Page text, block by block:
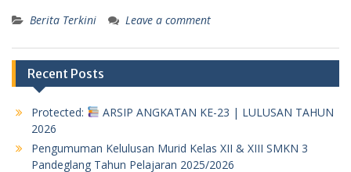
Berita Terkini Leave a comment
Recent Posts
Protected:
ARSIP ANGKATAN KE-23 | LULUSAN TAHUN
2026
Pengumuman Kelulusan Murid Kelas XII & XIII SMKN 3
Pandeglang Tahun Pelajaran 2025/2026